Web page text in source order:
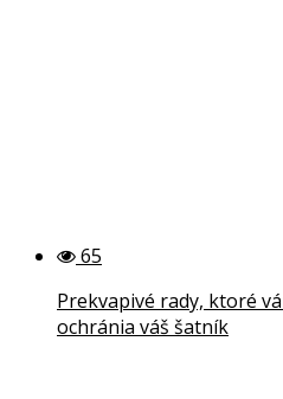
65
Prekvapivé rady, ktoré
ochránia váš šatník